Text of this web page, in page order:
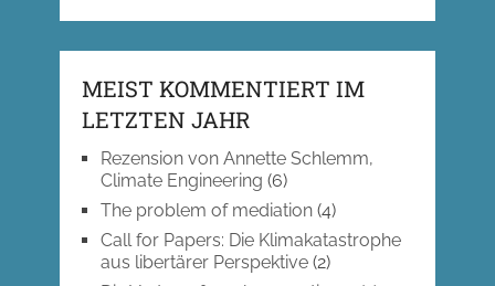
MEIST KOMMENTIERT IM
LETZTEN JAHR
Rezension von Annette Schlemm,
Climate Engineering (6)
The problem of mediation(4)
Call for Papers: Die Klimakatastrophe
aus libertärer Perspektive(2)